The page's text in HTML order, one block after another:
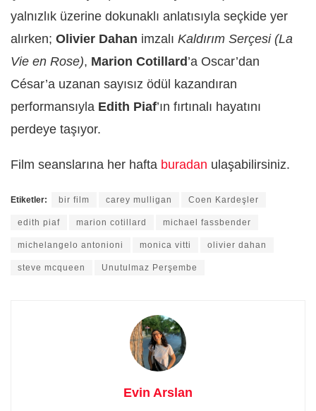
yalnızlık üzerine dokunaklı anlatısıyla seçkide yer
alırken; Olivier Dahan imzalı Kaldırım Serçesi (La
Vie en Rose), Marion Cotillard ’a Oscar’dan
César’a uzanan sayısız ödül kazandıran
performansıyla Edith Piaf’ın fırtınalı hayatını
perdeye taşıyor.
Film seanslarına her hafta buradan ulaşabilirsiniz.
Etiketler: bir film carey mulligan Coen Kardeşler
edith piaf marion cotillard michael fassbender
michelangelo antonioni monica vitti olivier dahan
steve mcqueen Unutulmaz Perşembe
Evin Arslan